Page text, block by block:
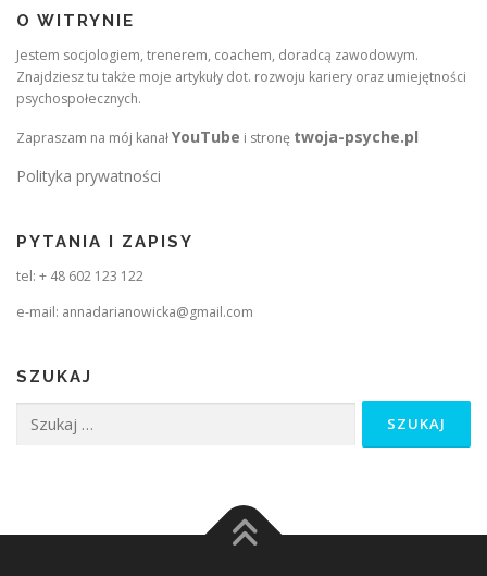
O WITRYNIE
Jestem socjologiem, trenerem, coachem, doradcą zawodowym.
Znajdziesz tu także moje artykuły dot. rozwoju kariery oraz umiejętności
psychospołecznych.
Zapraszam na mój kanałYouTube i stronę twoja-psyche.pl
Polityka prywatności
PYTANIA I ZAPISY
tel: + 48 602 123 122
e-mail: annadarianowicka@gmail.com
SZUKAJ